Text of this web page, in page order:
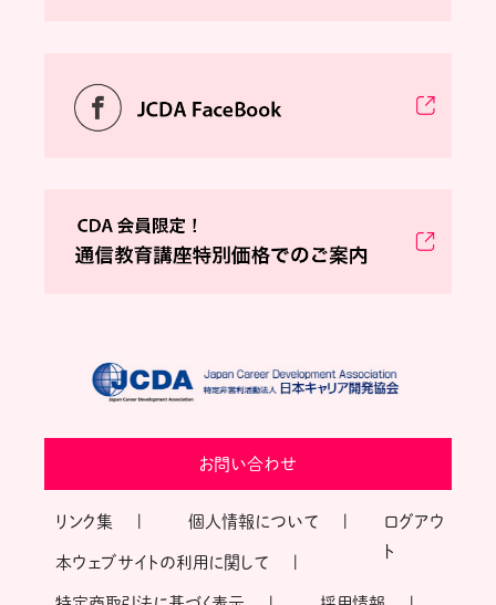
お問い合わせ
リンク集 個人情報について
本ウェブサイトの利用に関して
ログアウ
ト